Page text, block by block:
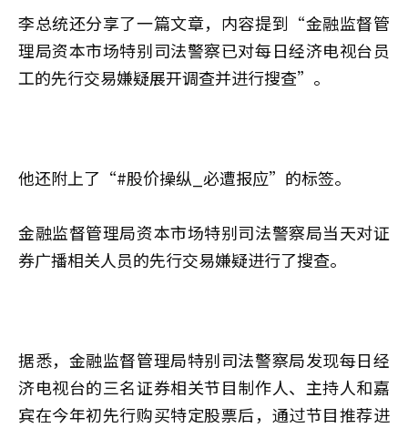
李总统还分享了一篇文章，内容提到“金融监督管
理局资本市场特别司法警察已对每日经济电视台员
工的先行交易嫌疑展开调查并进行搜查”。
他还附上了“#股价操纵_必遭报应”的标签。
金融监督管理局资本市场特别司法警察局当天对证
券广播相关人员的先行交易嫌疑进行了搜查。
据悉，金融监督管理局特别司法警察局发现每日经
济电视台的三名证券相关节目制作人、主持人和嘉
宾在今年初先行购买特定股票后，通过节目推荐进